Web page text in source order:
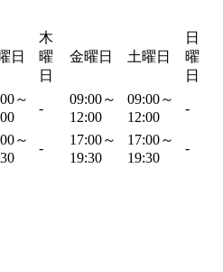
日
木
曜
日
金曜日 土曜日
日
曜
日
～
-
09:00～
12:00
09:00～
12:00
-
～
-
17:00～
19:30
17:00～
19:30
-